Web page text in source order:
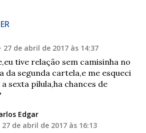
27 de abril de 2017 às 14:37
tive relação sem camisinha no
da segunda cartela,e me esqueci
sexta pílula,ha chances de
Edgar
27 de abril de 2017 às 16:13